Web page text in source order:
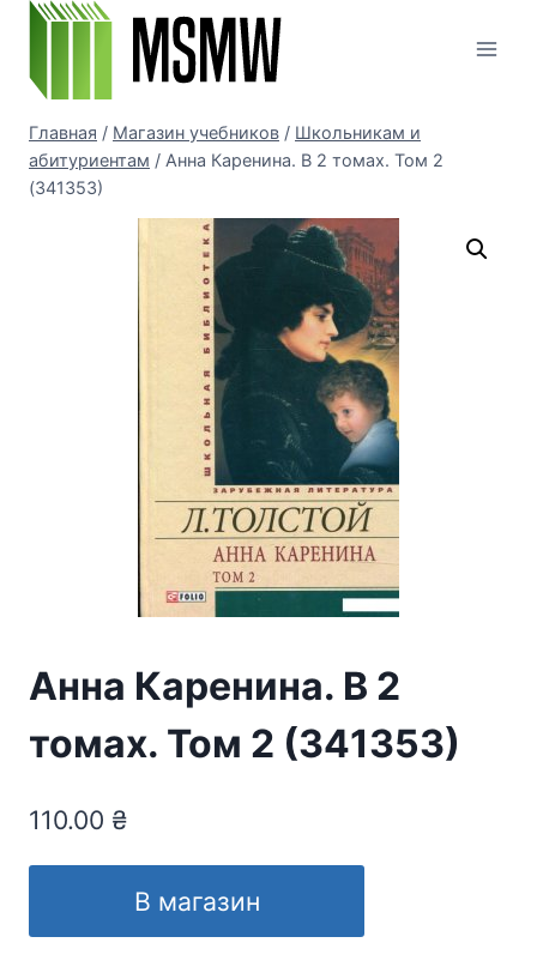
Перейти
содержимому
Главная / Магазин учебников / Школьникам и
абитуриентам / Анна Каренина. В 2 томах. Том 2
(341353)
Анна Каренина. В 2
томах. Том 2 (341353)
110.00 ₴
В магазин